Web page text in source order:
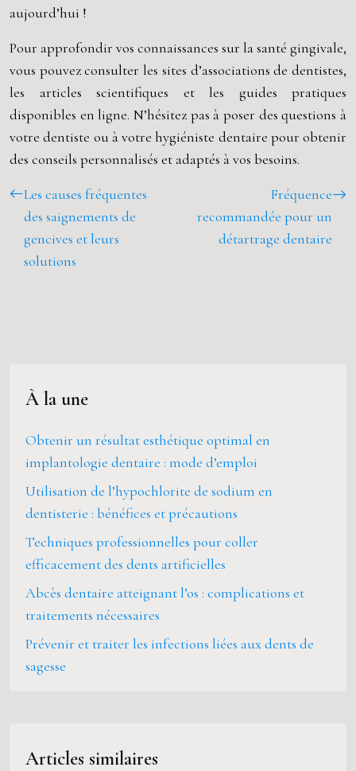
aujourd’hui !
Pour approfondir vos connaissances sur la santé gingivale,
vous pouvez consulter les sites d’associations de dentistes,
les articles scientifiques et les guides pratiques
disponibles en ligne. N’hésitez pas à poser des questions à
votre dentiste ou à votre hygiéniste dentaire pour obtenir
des conseils personnalisés et adaptés à vos besoins.
Les causes fréquentes
des saignements de
gencives et leurs
solutions
Fréquence
recommandée pour un
détartrage dentaire
À la une
Obtenir un résultat esthétique optimal en
implantologie dentaire : mode d’emploi
Utilisation de l’hypochlorite de sodium en
dentisterie : bénéfices et précautions
Techniques professionnelles pour coller
efficacement des dents artificielles
Abcès dentaire atteignant l’os : complications et
traitements nécessaires
Prévenir et traiter les infections liées aux dents de
sagesse
Articles similaires